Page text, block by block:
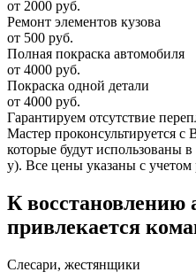
от 2000 руб.
Ремонт элементов кузова
от 500 руб.
Полная покраска автомобиля
от 4000 руб.
Покраска одной детали
от 4000 руб.
Гарантируем отсутствие
Мастер проконсультируется с
которые будут использованы
у). Все цены указаны с учетом
К восстановлению
привлекается
Слесари, жестянщики